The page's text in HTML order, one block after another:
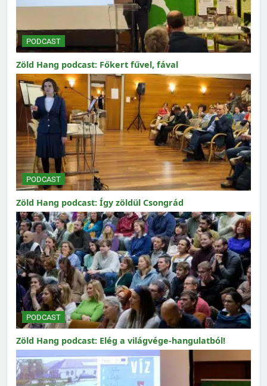
PODCAST
Zöld Hang podcast: Főkert fűvel, fával
PODCAST
Zöld Hang podcast: Így zöldül Csongrád
PODCAST
Zöld Hang podcast: Elég a világvége-hangulatból!